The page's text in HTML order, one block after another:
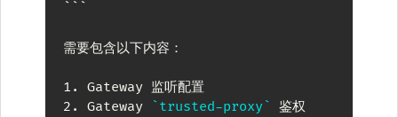
```
需要包含以下内容：
1.
2.
Gateway `trusted-proxy`